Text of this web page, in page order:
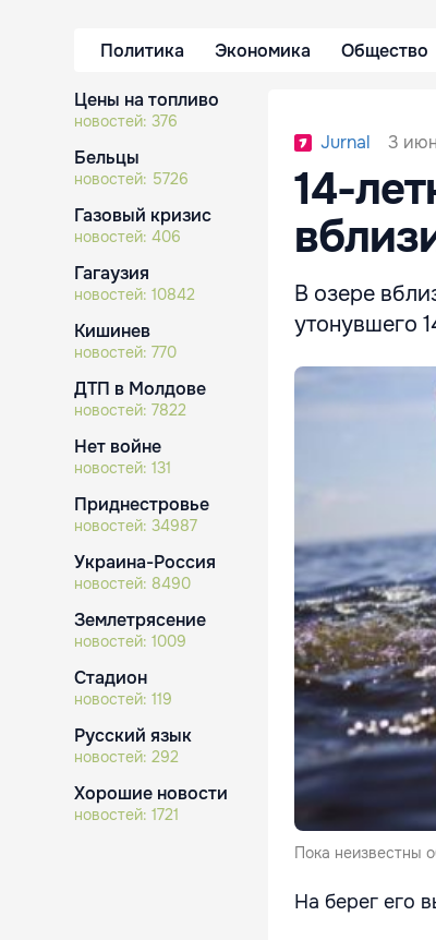
Политика Экономика Общество
Цены на топливо
новостей: 376
Бельцы
новостей: 5726
Газовый кризис
новостей: 406
Гагаузия
новостей: 10842
Кишинев
новостей: 770
ДТП в Молдове
новостей: 7822
Нет войне
новостей: 131
Приднестровье
новостей: 34987
Украина-Россия
новостей: 8490
Землетрясение
новостей: 1009
Стадион
новостей: 119
Русский язык
новостей: 292
Хорошие новости
новостей: 1721
Jurnal 3
14-
В озере
утонувшего
Пока неизвестны
На берег его